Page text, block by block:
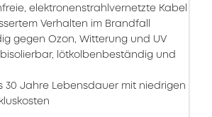
elektronenstrahlvernetzte Kabel
Verhalten im Brandfall
gegen Ozon, Witterung und UV
lötkolbenbeständig und
30 Jahre Lebensdauer mit niedrigen